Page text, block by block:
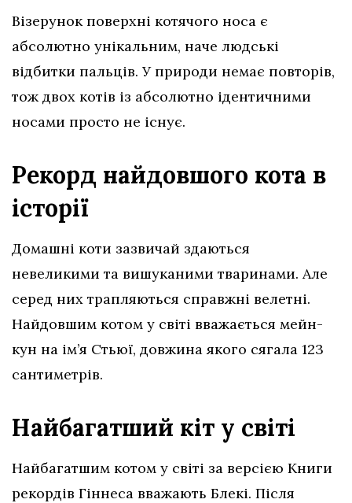
Візерунок поверхні котячого носа є
абсолютно унікальним, наче людські
відбитки пальців. У природи немає повторів,
тож двох котів із абсолютно ідентичними
носами просто не існує.
Рекорд найдовшого кота в
історії
Домашні коти зазвичай здаються
невеликими та вишуканими тваринами. Але
серед них трапляються справжні велетні.
Найдовшим котом у світі вважається мейн-
кун на ім’я Стьюї, довжина якого сягала 123
сантиметрів.
Найбагатший кіт у світі
Найбагатшим котом у світі за версією Книги
рекордів Гіннеса вважають Блекі. Після